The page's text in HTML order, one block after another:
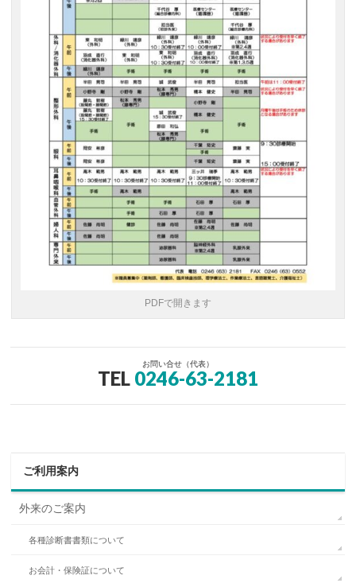
PDFで開きます
お問い合せ（代表）
TEL 0246-63-2181
ご利用案内
外来のご案内
各種診断書書類について
お会計・保険証について